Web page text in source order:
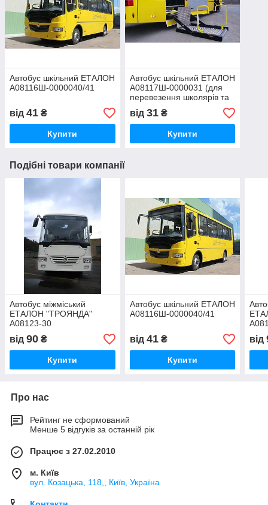
Автобус шкільний ЕТАЛОН
А08116Ш-0000040/41
від 41 ₴
Купити
Автобус шкільний ЕТАЛОН
А08117Ш-0000031 (для
перевезення школярів та
дітей з особливими
фізичними потребами)
від 31₴
Купити
Подібні товари компанії
Автобус міжміський
ЕТАЛОН "ТРОЯНДА"
А08123-30
від 90 ₴
Купити
Автобус шкільний ЕТАЛОН
А08116Ш-0000040/41
від 41₴
Купити
від
Про нас
Рейтинг не сформований
Менше 5 відгуків за останній рік
Працює з 27.02.2010
м. Київ
вул. Козацька, 118,, Київ, Україна